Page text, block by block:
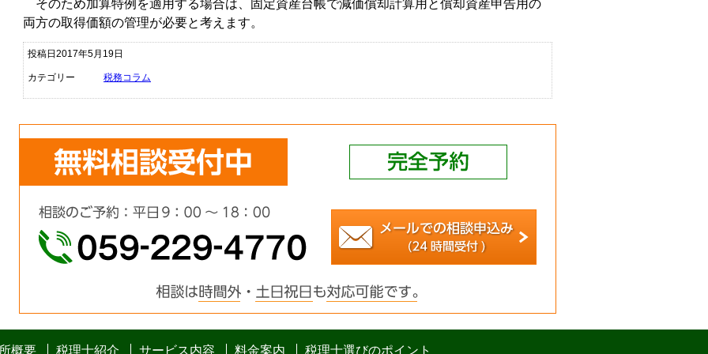
そのため加算特例を適用する場合は、固定資産台帳で減価償却計算用と償却資産申告用の
両方の取得価額の管理が必要と考えます。
投稿日2017年5月19日
カテゴリー 税務コラム
概要 税理士紹介 サービス内容 料金案内 税理士選びのポイント